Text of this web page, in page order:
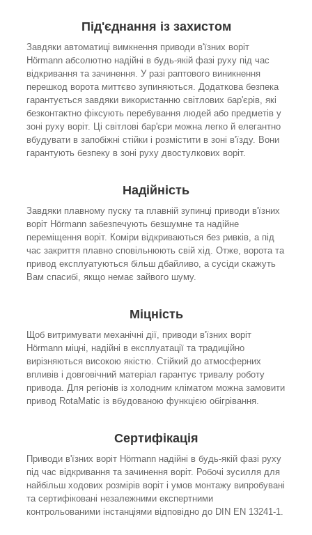
Під'єднання із захистом
Завдяки автоматиці вимкнення приводи в'їзних воріт
Hörmann абсолютно надійні в будь-якій фазі руху під час
відкривання та зачинення. У разі раптового виникнення
перешкод ворота миттєво зупиняються. Додаткова безпека
гарантується завдяки використанню світлових бар'єрів, які
безконтактно фіксують перебування людей або предметів у
зоні руху воріт. Ці світлові бар'єри можна легко й елегантно
вбудувати в запобіжні стійки і розмістити в зоні в'їзду. Вони
гарантують безпеку в зоні руху двостулкових воріт.
Надійність
Завдяки плавному пуску та плавній зупинці приводи в'їзних
воріт Hörmann забезпечують безшумне та надійне
переміщення воріт. Коміри відкриваються без ривків, а під
час закриття плавно сповільнюють свій хід. Отже, ворота та
привод експлуатуються більш дбайливо, а сусіди скажуть
Вам спасибі, якщо немає зайвого шуму.
Міцність
Щоб витримувати механічні дії, приводи в'їзних воріт
Hörmann міцні, надійні в експлуатації та традиційно
вирізняються високою якістю. Стійкий до атмосферних
впливів і довговічний матеріал гарантує тривалу роботу
привода. Для регіонів із холодним кліматом можна замовити
привод RotaMatic із вбудованою функцією обігрівання.
Сертифікація
Приводи в'їзних воріт Hörmann надійні в будь-якій фазі руху
під час відкривання та зачинення воріт. Робочі зусилля для
найбільш ходових розмірів воріт і умов монтажу випробувані
та сертифіковані незалежними експертними
контрольованими інстанціями відповідно до DIN EN 13241-1.